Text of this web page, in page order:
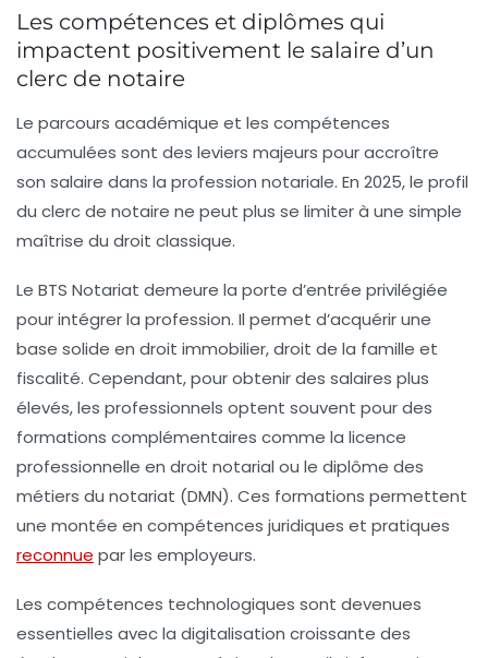
Les compétences et diplômes qui
impactent positivement le salaire d’un
clerc de notaire
Le parcours académique et les compétences
accumulées sont des leviers majeurs pour accroître
son salaire dans la profession notariale. En 2025, le profil
du clerc de notaire ne peut plus se limiter à une simple
maîtrise du droit classique.
Le BTS Notariat demeure la porte d’entrée privilégiée
pour intégrer la profession. Il permet d’acquérir une
base solide en droit immobilier, droit de la famille et
fiscalité. Cependant, pour obtenir des salaires plus
élevés, les professionnels optent souvent pour des
formations complémentaires comme la licence
professionnelle en droit notarial ou le diplôme des
métiers du notariat (DMN). Ces formations permettent
une montée en compétences juridiques et pratiques
reconnue par les employeurs.
Les compétences technologiques sont devenues
essentielles avec la digitalisation croissante des